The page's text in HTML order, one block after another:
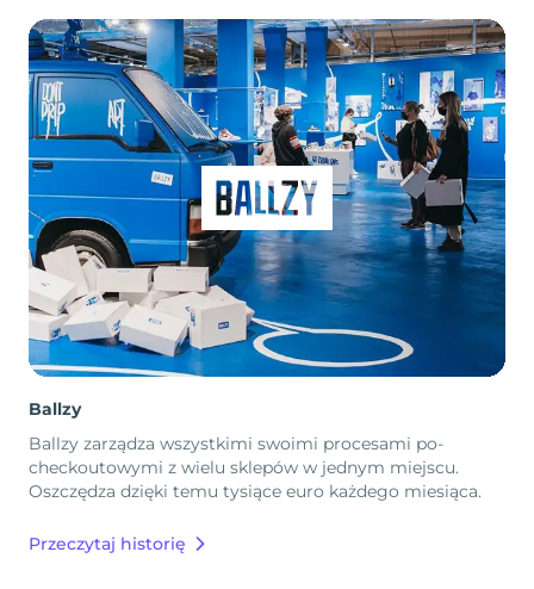
Ballzy
Ballzy zarządza wszystkimi swoimi procesami po-
checkoutowymi z wielu sklepów w jednym miejscu.
Oszczędza dzięki temu tysiące euro każdego miesiąca.
Przeczytaj historię